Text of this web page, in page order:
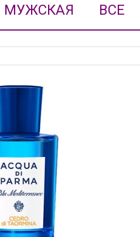
МУЖСКАЯ ВСЕ